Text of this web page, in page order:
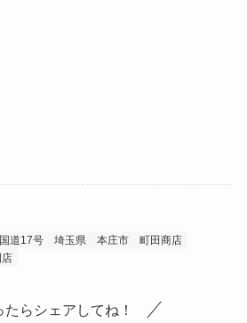
国道17号 埼玉県 本庄市
町田商店
店
たらシェアしてね！